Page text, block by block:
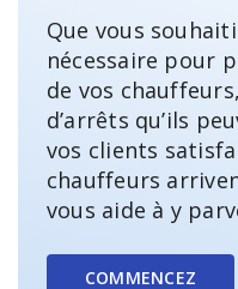
Que vous
nécessaire pour
de vos
d’arrêts qu’ils
vos clients
chauffeurs
vous aide à y
COMMENCEZ